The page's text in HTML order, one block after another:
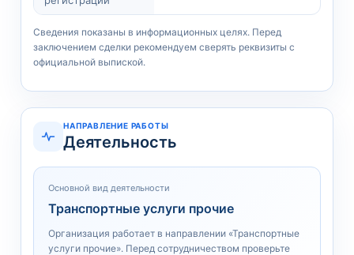
Сведения показаны в информационных целях. Перед
заключением сделки рекомендуем сверять реквизиты с
официальной выпиской.
НАПРАВЛЕНИЕ РАБОТЫ
Деятельность
Основной вид деятельности
Транспортные услуги прочие
Организация работает в направлении «Транспортные
услуги прочие». Перед сотрудничеством проверьте